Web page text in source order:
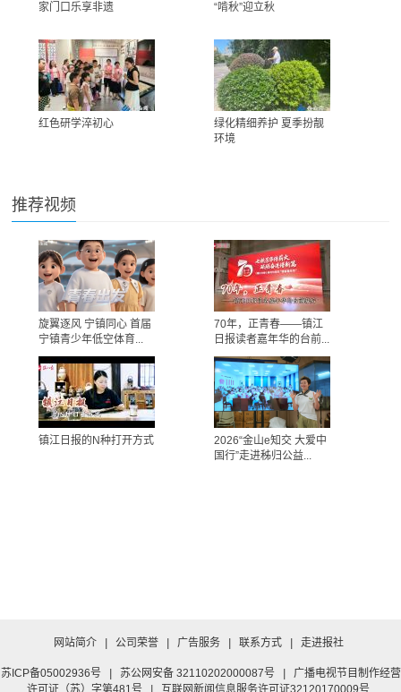
家门口乐享非遗 “啃秋”迎立秋
红色研学淬初心
绿化精细养护 夏季扮靓
环境
推荐视频
旋翼逐风 宁镇同心 首届
宁镇青少年低空体育...
70年，正青春——镇江
日报读者嘉年华的台前...
镇江日报的N种打开方式
2026“金山e知交 大爱中
国行”走进秭归公益...
网站简介 | 公司荣誉 | 广告服务 | 联系方式 | 走进报社
苏ICP备05002936号 | 苏公网安备 32110202000087号 |
广播电视节目制作经营
许可证（苏）字第481号
| 互联网新闻信息服务许可证32120170009号